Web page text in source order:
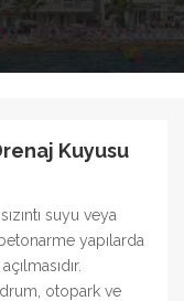
Kuyusu
suyu veya
yapılarda
otopark ve